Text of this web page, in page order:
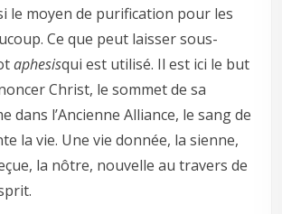
le moyen de purification pour les
Ce que peut laisser sous-
aphesisqui est utilisé. Il est ici le but
Christ, le sommet de sa
dans l’Ancienne Alliance, le sang de
la vie. Une vie donnée, la sienne,
la nôtre, nouvelle au travers de